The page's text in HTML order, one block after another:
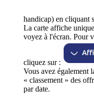
handicap) en cliquant
La carte affiche
voyez à l'écran. Pour
cliquez sur :
Vous avez également
« classement » des
par date.